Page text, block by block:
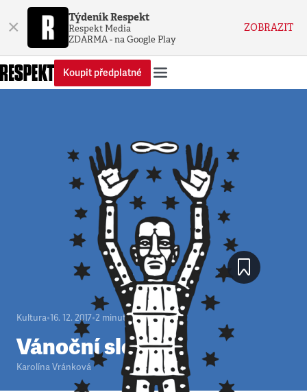
× Týdeník Respekt
Respekt Media
ZDARMA - na Google Play
ZOBRAZIT
Koupit předplatné
Kultura•16. 12. 2017•2 minuty
Vánoční slova
Karolína Vránková